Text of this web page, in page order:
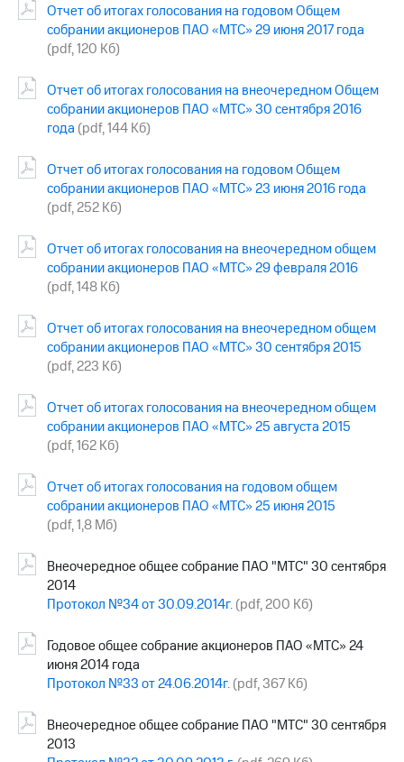
Отчет об итогах голосования на годовом Общем
собрании акционеров ПАО «МТС» 29 июня 2017 года
(pdf, 120 Кб)
Отчет об итогах голосования на внеочередном Общем
собрании акционеров ПАО «МТС» 30 сентября 2016
года (pdf, 144 Кб)
Отчет об итогах голосования на годовом Общем
собрании акционеров ПАО «МТС» 23 июня 2016 года
(pdf, 252 Кб)
Отчет об итогах голосования на внеочередном общем
собрании акционеров ПАО «МТС» 29 февраля 2016
(pdf, 148 Кб)
Отчет об итогах голосования на внеочередном общем
собрании акционеров ПАО «МТС» 30 сентября 2015
(pdf, 223 Кб)
Отчет об итогах голосования на внеочередном общем
собрании акционеров ПАО «МТС» 25 августа 2015
(pdf, 162 Кб)
Отчет об итогах голосования на годовом общем
собрании акционеров ПАО «МТС» 25 июня 2015
(pdf, 1,8 Мб)
Внеочередное общее собрание ПАО "МТС" 30 сентября
2014
Протокол №34 от 30.09.2014г.(pdf, 200 Кб)
Годовое общее собрание акционеров ПАО «МТС» 24
июня 2014 года
Протокол №33 от 24.06.2014г.(pdf, 367 Кб)
Внеочередное общее собрание ПАО "МТС" 30 сентября
2013